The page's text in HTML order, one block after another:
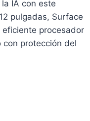
IA con este
pulgadas, Surface
eficiente procesador
con protección del